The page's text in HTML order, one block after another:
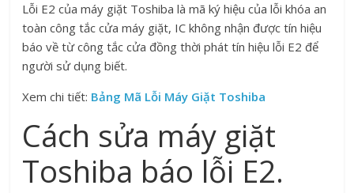
Lỗi E2 của máy giặt Toshiba là mã ký hiệu của lỗi khóa an
toàn công tắc cửa máy giặt, IC không nhận được tín hiệu
báo về từ công tắc cửa đồng thời phát tín hiệu lỗi E2 để
người sử dụng biết.
Xem chi tiết: Bảng Mã Lỗi Máy Giặt Toshiba
Cách sửa máy giặt
Toshiba báo lỗi E2.